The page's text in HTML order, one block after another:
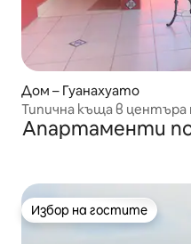
Дом – Гуанахуато
Типична къща в центъра
Апартаменти
Избор на гостите
Избор на гостите